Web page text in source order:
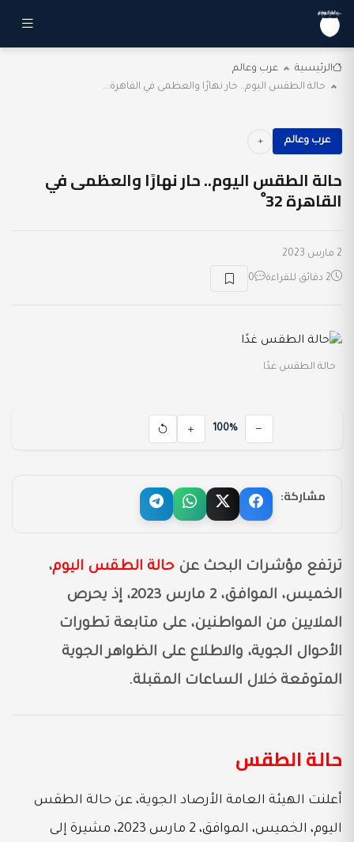
الرئيسية
عرب وعالم
حالة الطقس اليوم.. حار نهارًا والعظمى في القاهرة...
عرب وعالم
حالة الطقس اليوم.. حار نهارًا والعظمى في
القاهرة 32 ْ
2 مارس 2023
2 دقائق للقراءة 0
حالة الطقس غدًا
100%
مشاركة:
ترتفع مؤشرات البحث عن حالة الطقس اليوم،
الخميس، الموافق، 2 مارس 2023، إذ يحرص
الملايين من المواطنين، على متابعة تطورات
الأحوال الجوية، والاطلاع على الظواهر الجوية
المتوقعة خلال الساعات المقبلة.
حالة الطقس
أعلنت الهيئة العامة الأرصاد الجوية، عن حالة الطقس
اليوم، الخميس، الموافق، 2 مارس 2023، مشيرة إلى